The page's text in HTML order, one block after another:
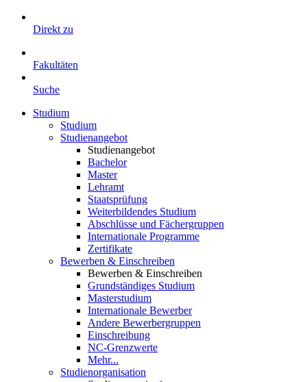
Direkt zu
Fakultäten
Suche
Studium
Studium
Studienangebot
Studienangebot
Bachelor
Master
Lehramt
Staatsprüfung
Weiterbildendes Studium
Abschlüsse und Fächergruppen
Internationale Programme
Zertifikate
Bewerben & Einschreiben
Bewerben & Einschreiben
Grundständiges Studium
Masterstudium
Internationale Bewerber
Andere Bewerbergruppen
Einschreibung
NC-Grenzwerte
Mehr...
Studienorganisation